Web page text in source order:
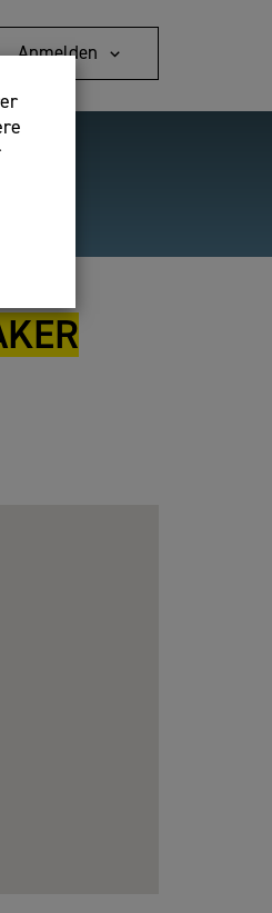
Anmelden